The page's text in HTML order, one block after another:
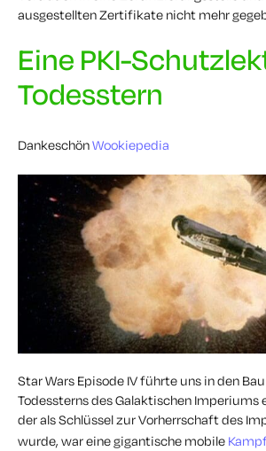
ausgestellten Zertifikate nicht mehr
Eine PKI-
Todesstern
DankeschönWookiepedia
Star Wars Episode IV führte uns in den
Todessterns des Galaktischen Imperiums
der als Schlüssel zur Vorherrschaft des
wurde, war eine gigantische mobile